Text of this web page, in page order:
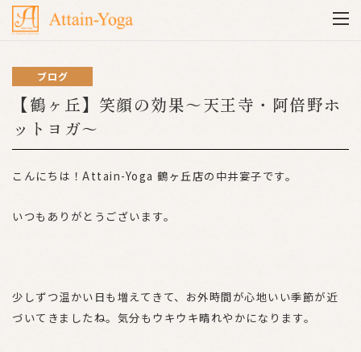
ブログ
【鶴ヶ丘】笑顔の効果～天王寺・阿倍野ホ
ットヨガ～
こんにちは！Attain-Yoga 鶴ヶ丘店の中井宴子です。
いつもありがとうございます。
少しずつ温かい日も増えてきて、お外時間が心地いい季節が近
づいてきましたね。気分もウキウキ晴れやかになります。